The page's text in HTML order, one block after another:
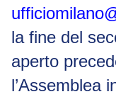
la fine del
aperto
l’Assemblea